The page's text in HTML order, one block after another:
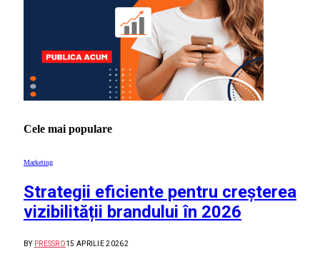
Cele mai populare
Marketing
Strategii eficiente pentru creșterea
vizibilității brandului în 2026
BY PRESSRO15 APRILIE 20262